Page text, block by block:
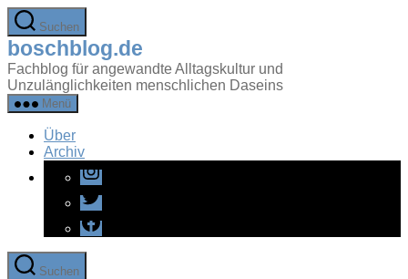
Zum
Inhalt
springen
Suchen
boschblog.de
Fachblog für angewandte Alltagskultur und
Unzulänglichkeiten menschlichen Daseins
Menü
Über
Archiv
Instagram
Twitter
Facebook
Suchen